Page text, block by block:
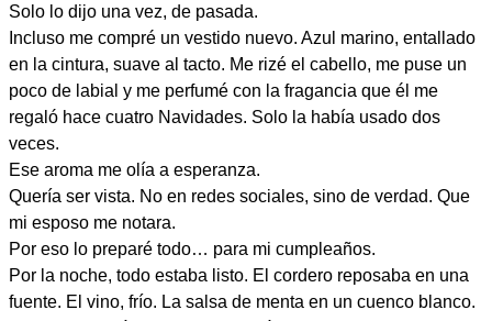
Solo lo dijo una vez, de pasada.
Incluso me compré un vestido nuevo. Azul marino, entallado
en la cintura, suave al tacto. Me rizé el cabello, me puse un
poco de labial y me perfumé con la fragancia que él me
regaló hace cuatro Navidades. Solo la había usado dos
veces.
Ese aroma me olía a esperanza.
Quería ser vista. No en redes sociales, sino de verdad. Que
mi esposo me notara.
Por eso lo preparé todo… para mi cumpleaños.
Por la noche, todo estaba listo. El cordero reposaba en una
fuente. El vino, frío. La salsa de menta en un cuenco blanco.